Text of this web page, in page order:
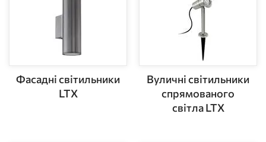
Фасадні світильники
LTX
Вуличні світильники
спрямованого
світла LTX